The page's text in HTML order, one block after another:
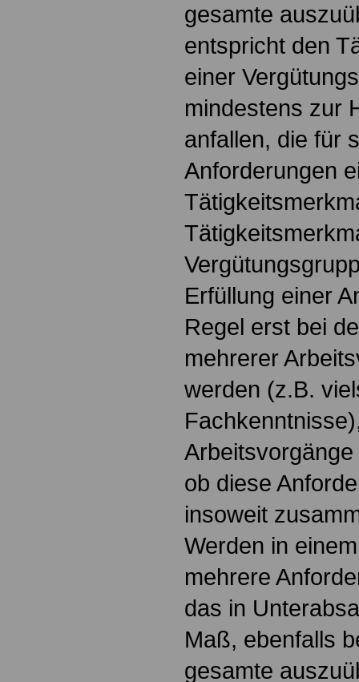
gesamte
entspricht den
einer
mindestens zur
anfallen, die für
Anforderungen
Erfüllung einer
Regel erst bei
mehrerer
werden (z.B.
ob diese
insoweit
Werden in
mehrere
das in
Maß, ebenfalls
gesamte